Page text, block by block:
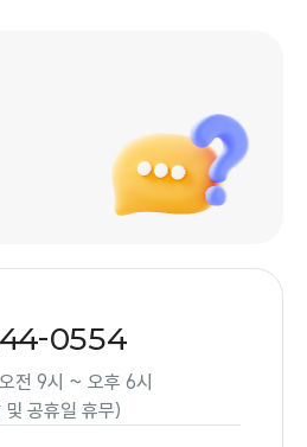
0554
전 9시 ~ 오후 6시
및 공휴일 휴무)